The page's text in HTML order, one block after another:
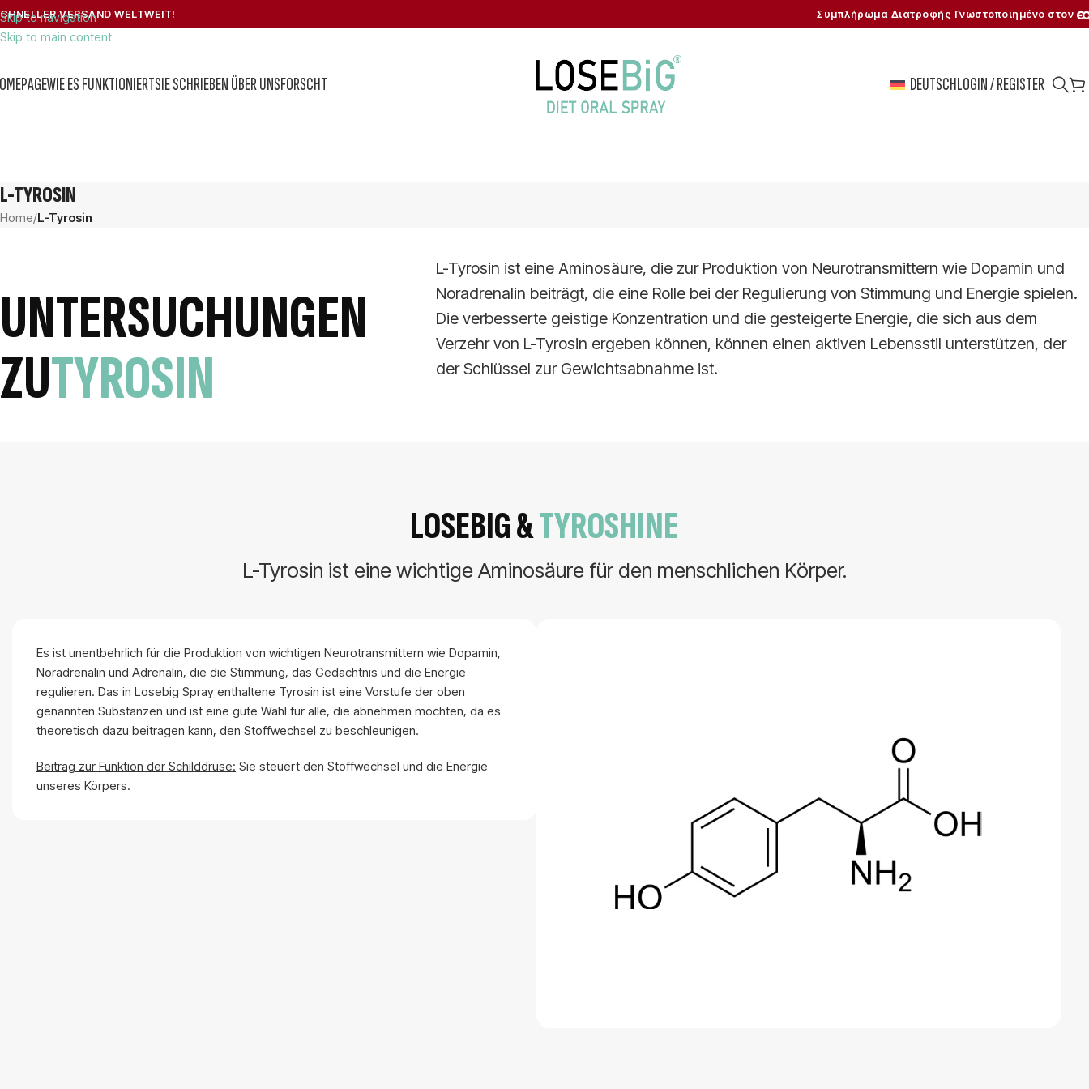
Skip to navigation
Skip to main content
VERSAND WELTWEIT! Συμπλήρωμα Διατροφής Γνωστοποιημένο στον
WIE ES FUNKTIONIERTSIE SCHRIEBEN ÜBER UNSFORSCHT DEUTSCHLOGIN / REGISTER
L-TYROSIN
Home/L-Tyrosin
UNTERSUCHUNGEN
ZUTYROSIN
L-Tyrosin ist eine Aminosäure, die zur Produktion von Neurotransmittern wie Dopamin und
Noradrenalin beiträgt, die eine Rolle bei der Regulierung von Stimmung und Energie spielen.
Die verbesserte geistige Konzentration und die gesteigerte Energie, die sich aus dem
Verzehr von L-Tyrosin ergeben können, können einen aktiven Lebensstil unterstützen, der
der Schlüssel zur Gewichtsabnahme ist.
LOSEBIG &TYROSHINE
L-Tyrosin ist eine wichtige Aminosäure für den menschlichen Körper.
Es ist unentbehrlich für die Produktion von wichtigen Neurotransmittern wie Dopamin,
Noradrenalin und Adrenalin, die die Stimmung, das Gedächtnis und die Energie
regulieren. Das in Losebig Spray enthaltene Tyrosin ist eine Vorstufe der oben
genannten Substanzen und ist eine gute Wahl für alle, die abnehmen möchten, da es
theoretisch dazu beitragen kann, den Stoffwechsel zu beschleunigen.
Beitrag zur Funktion der Schilddrüse: Sie steuert den Stoffwechsel und die Energie
unseres Körpers.